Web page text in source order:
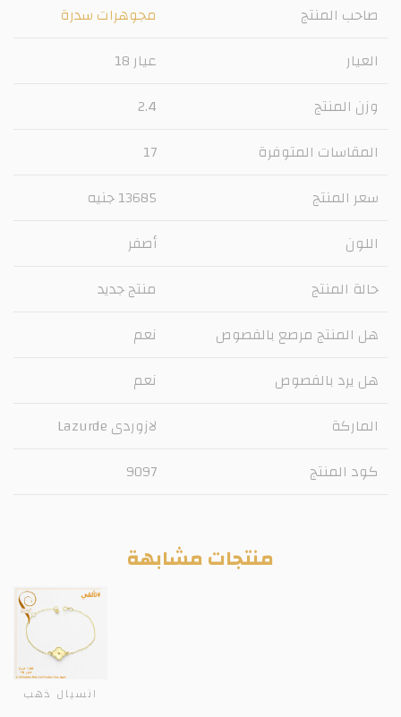
صاحب المنتج
مجوهرات سدرة
العيار
عيار 18
وزن المنتج
2.4
المقاسات المتوفرة
17
سعر المنتج
13685 جنيه
اللون
أصفر
حالة المنتج
منتج جديد
هل المنتج مرصع بالفصوص
نعم
هل يرد بالفصوص
نعم
الماركة
لازوردى Lazurde
كود المنتج
9097
منتجات مشابهة
انسيال ذهب